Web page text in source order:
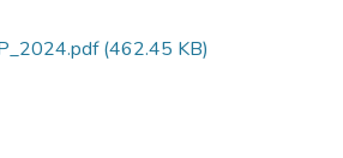
(462.45 KB)